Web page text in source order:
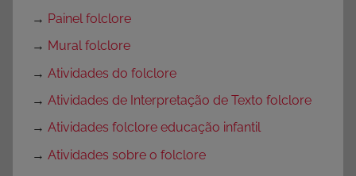
→ Painel folclore
→ Mural folclore
→ Atividades do folclore
→ Atividades de Interpretação de Texto folclore
→ Atividades folclore educação infantil
→ Atividades sobre o folclore